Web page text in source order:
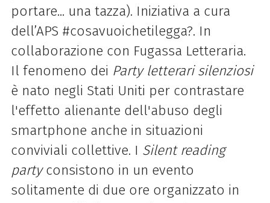
portare... una tazza). Iniziativa a cura
dell’APS #cosavuoichetilegga?. In
collaborazione con Fugassa Letteraria.
Il fenomeno dei Party letterari silenziosi
è nato negli Stati Uniti per contrastare
l'effetto alienante dell'abuso degli
smartphone anche in situazioni
conviviali collettive. I Silent reading
partyconsistono in un evento
solitamente di due ore organizzato in